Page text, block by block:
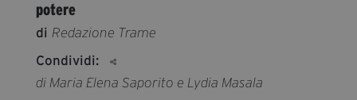
segreteria@tramefestival.it
info@tramefestival.it
+39 346 954 4078
potere
di Redazione Trame
Condividi:
di Maria Elena Saporito e Lydia Masala